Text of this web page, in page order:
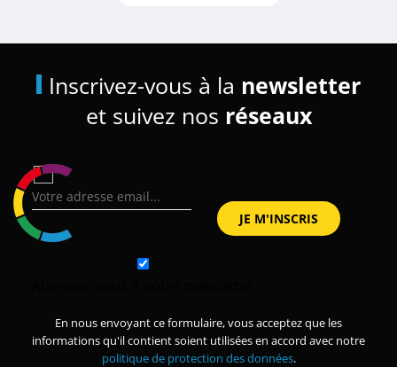
Inscrivez-vous à la newsletter
et suivez nos réseaux
En nous envoyant ce formulaire, vous acceptez que les
informations qu'il contient soient utilisées en accord avec notre
politique de protection des données.